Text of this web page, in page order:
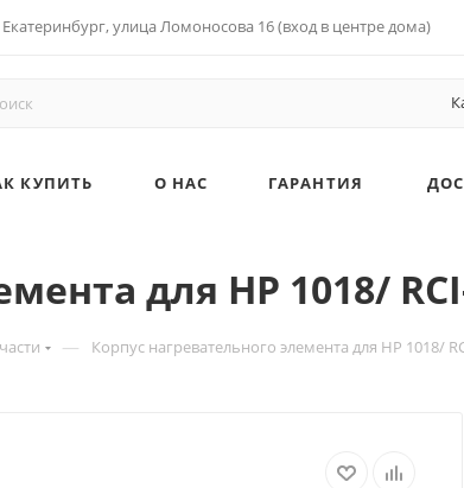
Екатеринбург, улица Ломоносова 16 (вход в центре дома)
КУПИТЬ О НАС ГАРАНТИЯ
для HP 1018/
— Корпус нагревательного элемента для HP 1018/